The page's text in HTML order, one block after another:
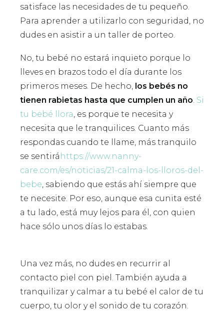
satisface las necesidades de tu pequeño.
Para aprender a utilizarlo con seguridad, no
dudes en asistir a un taller de porteo.
No, tu bebé no estará inquieto porque lo
lleves en brazos todo el día durante los
primeros meses. De hecho, los bebés no
tienen rabietas hasta que cumplen un año. Si
tu bebé llora, es porque te necesita y
necesita que le tranquilices. Cuanto más
respondas cuando te llame, más tranquilo
se sentirá https://www.nanny-
care.com/es/noticias/21-calma-los-lloros-del-
bebe, sabiendo que estás ahí siempre que
te necesite. Por eso, aunque esa cunita esté
a tu lado, está muy lejos para él, con quien
hace sólo unos días lo estabas.
Una vez más, no dudes en recurrir al
contacto piel con piel. También ayuda a
tranquilizar y calmar a tu bebé el calor de tu
cuerpo, tu olor y el sonido de tu corazón.